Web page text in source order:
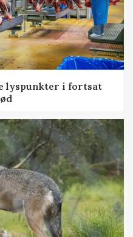
lyspunkter i fortsat